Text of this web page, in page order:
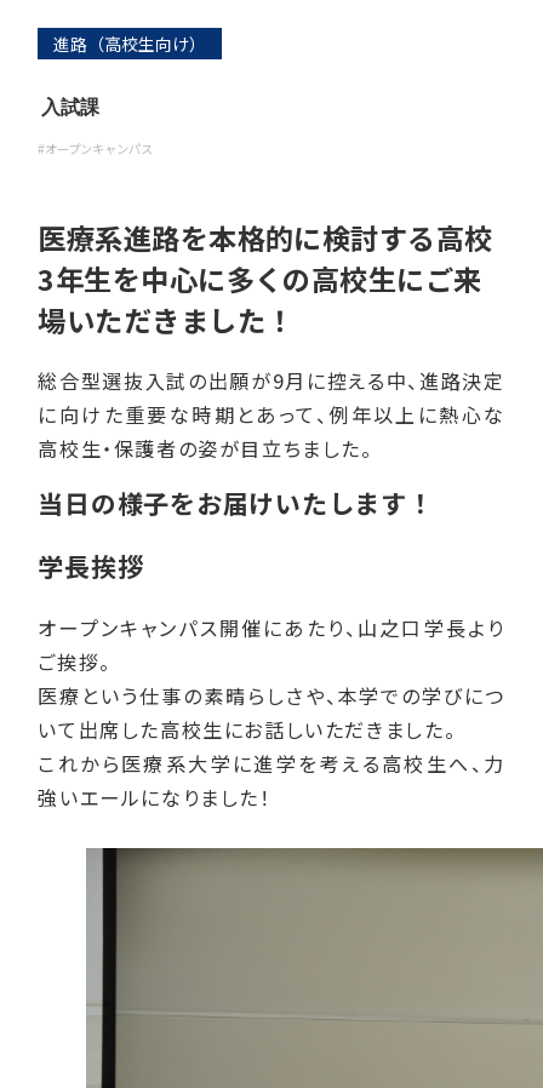
進路（高校生向け）
入試課
#オープンキャンパス
医療系進路を本格的に検討する高校
3年生を中心に多くの高校生にご来
場いただきました！
総合型選抜入試の出願が9月に控える中、進路決定
に向けた重要な時期とあって、例年以上に熱心な
高校生・保護者の姿が目立ちました。
当日の様子をお届けいたします！
学長挨拶
オープンキャンパス開催にあたり、山之口学長より
ご挨拶。
医療という仕事の素晴らしさや、本学での学びにつ
いて出席した高校生にお話しいただきました。
これから医療系大学に進学を考える高校生へ、力
強いエールになりました！